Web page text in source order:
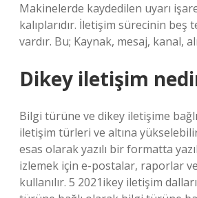
Makinelerde kaydedilen uyarı
kalıplarıdır. İletişim sürecinin beş
vardır. Bu; Kaynak, mesaj, kanal,
Dikey iletişim
Bilgi türüne ve dikey iletişime
iletişim türleri ve altına
esas olarak yazılı bir formatta
izlemek için e-postalar, raporlar
kullanılır. 5 2021ikey iletişim